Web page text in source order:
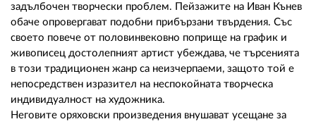
задълбочен творчески проблем. Пейзажите на Иван Кънев
обаче опровергават подобни прибързани твърдения. Със
своето повече от половинвековно поприще на график и
живописец достолепният артист убеждава, че търсенията
в този традиционен жанр са неизчерпаеми, защото той е
непосредствен изразител на неспокойната творческа
индивидуалност на художника.
Неговите оряховски произведения внушават усещане за
02 975 20 35